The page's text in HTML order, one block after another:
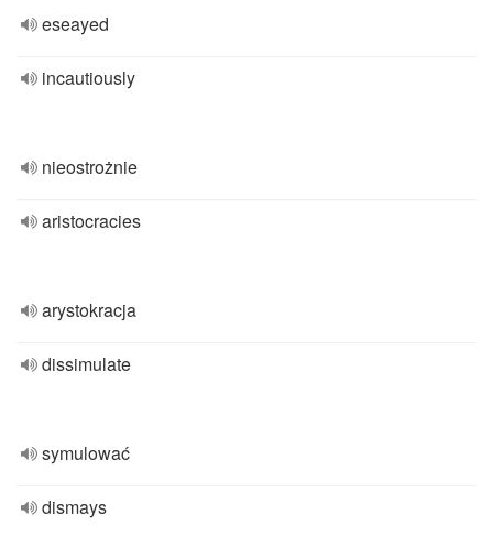
eseayed
incautiously
nieostrożnie
aristocracies
arystokracja
dissimulate
symulować
dismays